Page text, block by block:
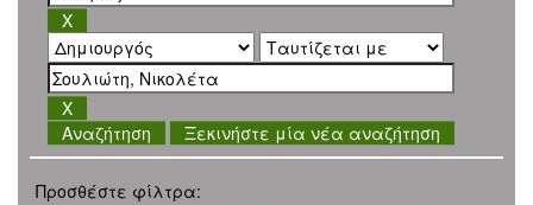
Ξεκινήστε μία νέα αναζήτηση
Προσθέστε φίλτρα: